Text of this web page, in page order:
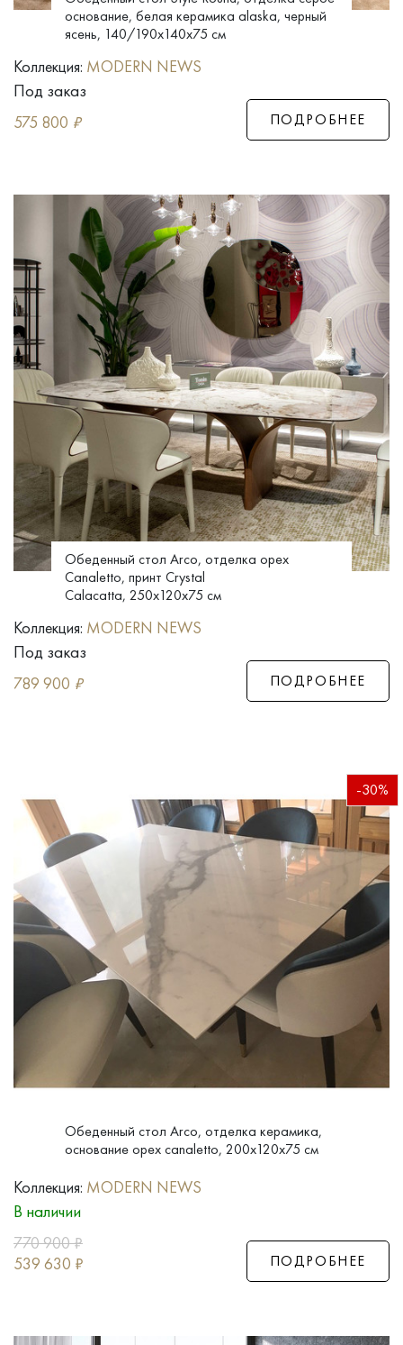
основание, белая керамика alaska, черный
ясень, 140/190x140x75 см
Коллекция: MODERN NEWS
Под заказ
575 800 ₽ ПОДРОБНЕЕ
Обеденный стол Arco, отделка орех
Canaletto, принт Crystal
Calacatta, 250x120x75 см
Коллекция: MODERN NEWS
Под заказ
789 900 ₽ ПОДРОБНЕЕ
-30%
Обеденный стол Arco, отделка керамика,
основание орех canaletto, 200x120x75 см
Коллекция: MODERN NEWS
В наличии
770 900₽
539 630 ₽ ПОДРОБНЕЕ